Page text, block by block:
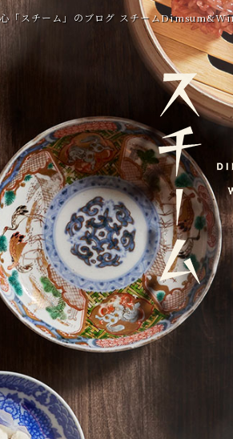
「スチーム」のブログ スチーム